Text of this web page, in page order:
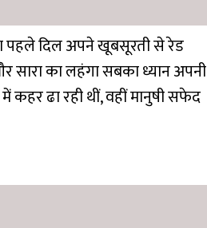
पहले दिल अपने खूबसूरती से रेड
सारा का लहंगा सबका ध्यान अपनी
कहर ढा रही थीं, वहीं मानुषी सफेद